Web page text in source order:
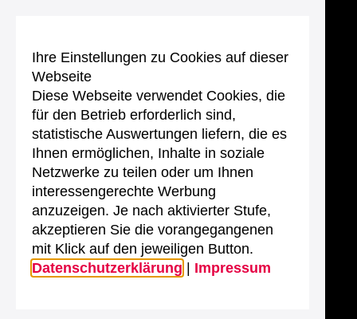
Ihre Einstellungen zu Cookies auf dieser
Webseite
Diese Webseite verwendet Cookies, die
für den Betrieb erforderlich sind,
statistische Auswertungen liefern, die es
Ihnen ermöglichen, Inhalte in soziale
Netzwerke zu teilen oder um Ihnen
interessengerechte Werbung
anzuzeigen. Je nach aktivierter Stufe,
akzeptieren Sie die vorangegangenen
mit Klick auf den jeweiligen Button.
Datenschutzerklärung
Impressum